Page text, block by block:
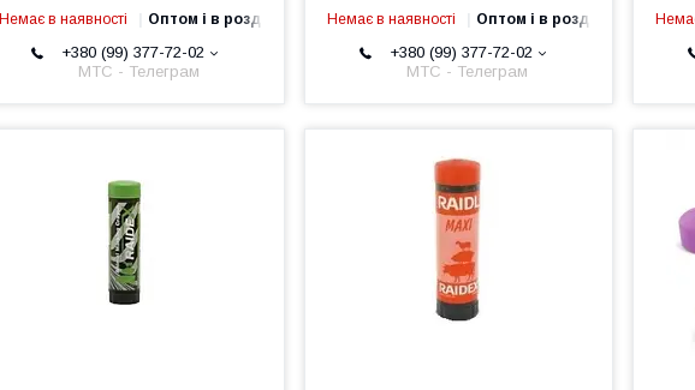
Немає в наявності Оптом і в роздріб
+380 (99) 377-72-02
МТС - Телеграм
Немає в наявності Оптом і в роздріб
+380 (99) 377-72-02
МТС - Телеграм